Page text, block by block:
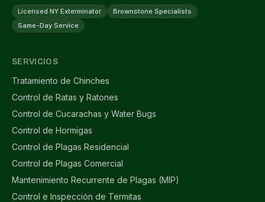
Licensed NY Exterminator
Brownstone Specialists
Same-Day Service
SERVICIOS
Tratamiento de Chinches
Control de Ratas y Ratones
Control de Cucarachas y Water Bugs
Control de Hormigas
Control de Plagas Residencial
Control de Plagas Comercial
Mantenimiento Recurrente de Plagas (MIP)
Control e Inspección de Termitas